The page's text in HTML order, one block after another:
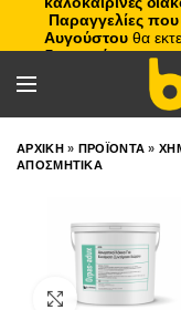
ΑΡΧΙΚΗ» ΠΡΟΪΟΝΤΑ »
ΑΠΟΣΜΗΤΙΚΑ
Click to enlarge
Παραγγελίες
Αυγούστου θα
διακοπών, με